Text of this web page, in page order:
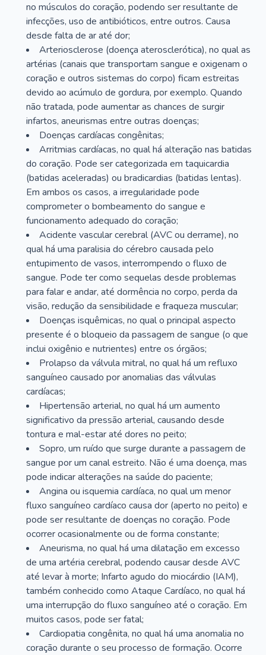
no músculos do coração, podendo ser resultante de
infecções, uso de antibióticos, entre outros. Causa
desde falta de ar até dor;
Arteriosclerose (doença aterosclerótica), no qual as
artérias (canais que transportam sangue e oxigenam o
coração e outros sistemas do corpo) ficam estreitas
devido ao acúmulo de gordura, por exemplo. Quando
não tratada, pode aumentar as chances de surgir
infartos, aneurismas entre outras doenças;
Doenças cardíacas congênitas;
Arritmias cardíacas, no qual há alteração nas batidas
do coração. Pode ser categorizada em taquicardia
(batidas aceleradas) ou bradicardias (batidas lentas).
Em ambos os casos, a irregularidade pode
comprometer o bombeamento do sangue e
funcionamento adequado do coração;
Acidente vascular cerebral (AVC ou derrame), no
qual há uma paralisia do cérebro causada pelo
entupimento de vasos, interrompendo o fluxo de
sangue. Pode ter como sequelas desde problemas
para falar e andar, até dormência no corpo, perda da
visão, redução da sensibilidade e fraqueza muscular;
Doenças isquêmicas, no qual o principal aspecto
presente é o bloqueio da passagem de sangue (o que
inclui oxigênio e nutrientes) entre os órgãos;
Prolapso da válvula mitral, no qual há um refluxo
sanguíneo causado por anomalias das válvulas
cardíacas;
Hipertensão arterial, no qual há um aumento
significativo da pressão arterial, causando desde
tontura e mal-estar até dores no peito;
Sopro, um ruído que surge durante a passagem de
sangue por um canal estreito. Não é uma doença, mas
pode indicar alterações na saúde do paciente;
Angina ou isquemia cardíaca, no qual um menor
fluxo sanguíneo cardíaco causa dor (aperto no peito) e
pode ser resultante de doenças no coração. Pode
ocorrer ocasionalmente ou de forma constante;
Aneurisma, no qual há uma dilatação em excesso
de uma artéria cerebral, podendo causar desde AVC
até levar à morte; Infarto agudo do miocárdio (IAM),
também conhecido como Ataque Cardíaco, no qual há
uma interrupção do fluxo sanguíneo até o coração. Em
muitos casos, pode ser fatal;
Cardiopatia congênita, no qual há uma anomalia no
coração durante o seu processo de formação. Ocorre